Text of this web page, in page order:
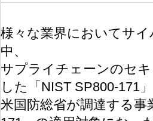
様々な業界においてサ
中、
サプライチェーンのセ
した「NIST SP800-171
米国防総省が調達する事